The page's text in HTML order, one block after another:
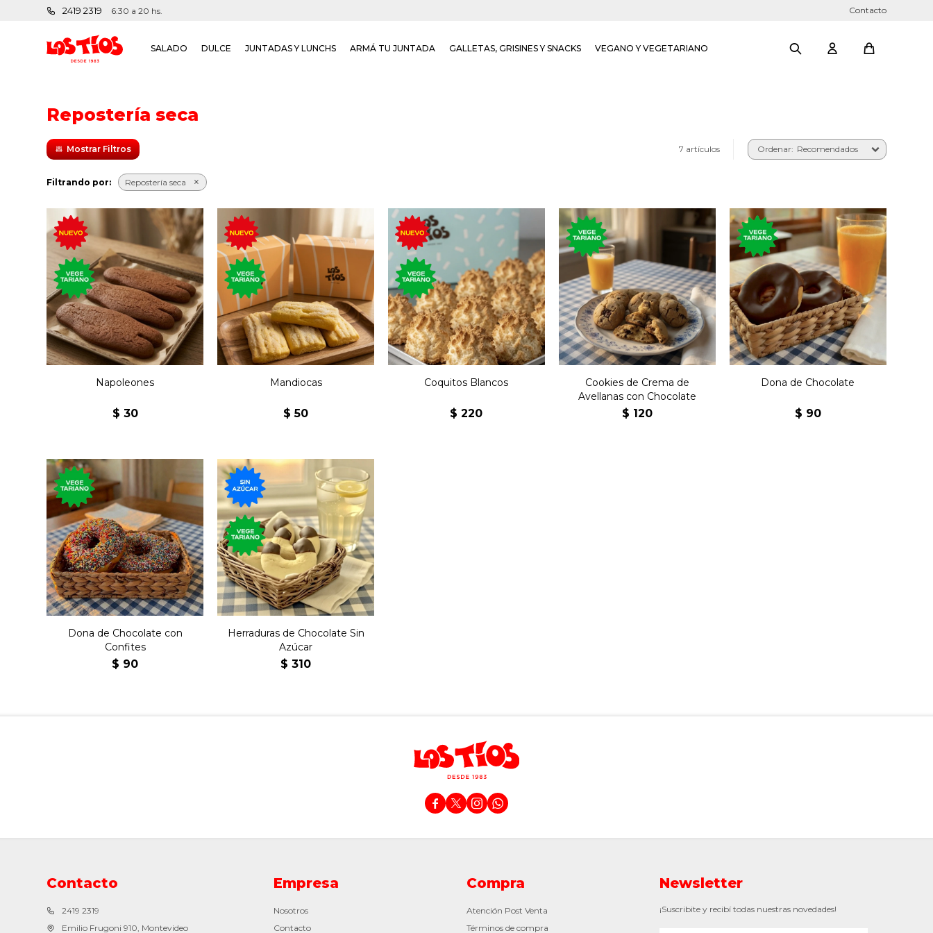
SALADO DULCE JUNTADAS Y LUNCHS ARMÁ TU JUNTADA GALLETAS, GRISINES Y SNACKS VEGANO Y VEGETARIANO
2419 2319 6:30 a 20 hs. Contacto
Repostería seca
7 artículos Recomendados
Filtrando por: Repostería seca
Los Napoleones, las
clásicas galletitas con
azúcar quemada, melaza,
miel y cacao.
Napoleones
$ 30
Bizcocho seco avainillado,
con azúcar por arriba, ideal
para mojar en el café con
leche.
Mandiocas
$ 50
Tres clásicos postres de
coco, clara de huevo y
azúcar.
Coquitos Blancos
$ 220
La clásica cookie
estadounidense rellena de
crema de avellanas con
chocolate.
Cookies de Crema de
Avellanas con Chocolate
$ 120
Clásica rosquilla de la
gastronomía
estadounidense cubierta
de chocolate.
Dona de Chocolate
$ 90
Clásica rosquilla de la
gastronomía
estadounidense cubierta
de chocolate y confites.
Dona de Chocolate con
Confites
$ 90
170 gramos de bocados
dulces con puntas
bañadas de chocolate sin
azúcar.
Herraduras de Chocolate Sin
Azúcar
$ 310
   
Contacto
2419 2319
Emilio Frugoni 910, Montevideo
Empresa
Nosotros
Contacto
Compra
Atención Post Venta
Términos de compra
Newsletter
¡Suscribite y recibí todas nuestras novedades!